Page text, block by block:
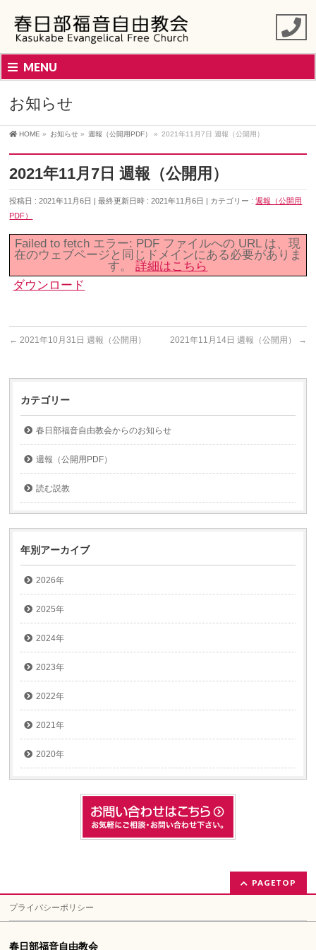
MENU
お知らせ
HOME » お知らせ » 週報（公開用PDF） » 2021年11月7日 週報（公開用）
2021年11月7日 週報（公開用）
投稿日 : 2021年11月6日 最終更新日時 : 2021年11月6日 カテゴリー :週報（公開用
PDF）
Failed to fetch エラー: PDF ファイルへの URL は、現
在のウェブページと同じドメインにある必要がありま
す。詳細はこちら
ダウンロード
← 2021年10月31日 週報（公開用） 2021年11月14日 週報（公開用） →
カテゴリー
春日部福音自由教会からのお知らせ
週報（公開用PDF）
読む説教
年別アーカイブ
2026年
2025年
2024年
2023年
2022年
2021年
2020年
PAGETOP
プライバシーポリシー
春日部福音自由教会